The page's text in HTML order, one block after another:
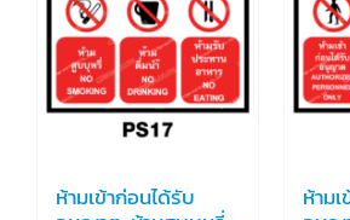
ห้ามเข้าก่อนได้รับ
ห้าม